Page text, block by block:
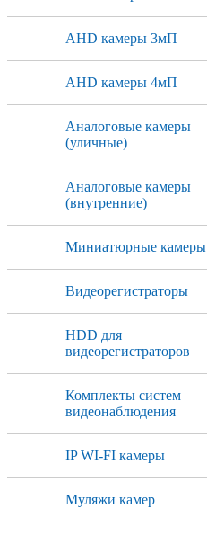
AHD камеры 3мП
AHD камеры 4мП
Аналоговые камеры
(уличные)
Аналоговые камеры
(внутренние)
Миниатюрные камеры
Видеорегистраторы
HDD для
видеорегистраторов
Комплекты систем
видеонаблюдения
IP WI-FI камеры
Муляжи камер